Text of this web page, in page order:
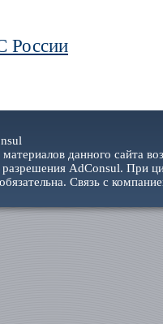
России
данного сайта
AdConsul. При
обязательна. Cвязь с